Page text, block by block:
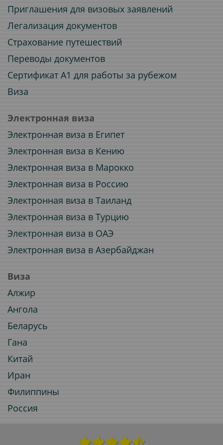
Приглашения для визовых заявлений
Легализация документов
Страхование путешествий
Переводы документов
Сертификат A1 для работы за рубежом
Виза
Электронная виза
Электронная виза в Египет
Электронная виза в Кению
Электронная виза в Марокко
Электронная виза в Россию
Электронная виза в Таиланд
Электронная виза в Турцию
Электронная виза в ОАЭ
Электронная виза в Азербайджан
Виза
Алжир
Ангола
Беларусь
Гана
Китай
Иран
Филиппины
Россия